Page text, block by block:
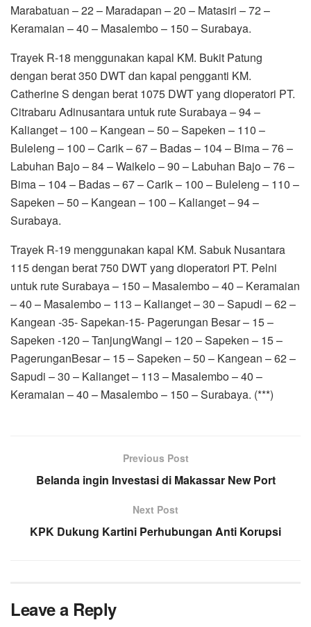
Marabatuan – 22 – Maradapan – 20 – Matasiri – 72 –
Keramaian – 40 – Masalembo – 150 – Surabaya.
Trayek R-18 menggunakan kapal KM. Bukit Patung
dengan berat 350 DWT dan kapal pengganti KM.
Catherine S dengan berat 1075 DWT yang dioperatori PT.
Citrabaru Adinusantara untuk rute Surabaya – 94 –
Kalianget – 100 – Kangean – 50 – Sapeken – 110 –
Buleleng – 100 – Carik – 67 – Badas – 104 – Bima – 76 –
Labuhan Bajo – 84 – Waikelo – 90 – Labuhan Bajo – 76 –
Bima – 104 – Badas – 67 – Carik – 100 – Buleleng – 110 –
Sapeken – 50 – Kangean – 100 – Kalianget – 94 –
Surabaya.
Trayek R-19 menggunakan kapal KM. Sabuk Nusantara
115 dengan berat 750 DWT yang dioperatori PT. Pelni
untuk rute Surabaya – 150 – Masalembo – 40 – Keramaian
– 40 – Masalembo – 113 – Kalianget – 30 – Sapudi – 62 –
Kangean -35- Sapekan-15- Pagerungan Besar – 15 –
Sapeken -120 – TanjungWangi – 120 – Sapeken – 15 –
PagerunganBesar – 15 – Sapeken – 50 – Kangean – 62 –
Sapudi – 30 – Kalianget – 113 – Masalembo – 40 –
Keramaian – 40 – Masalembo – 150 – Surabaya. (***)
Previous Post
Belanda ingin Investasi di Makassar New Port
Next Post
KPK Dukung Kartini Perhubungan Anti Korupsi
Leave a Reply